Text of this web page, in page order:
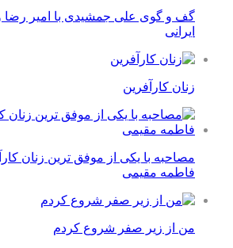
گف و گوی علی جمشیدی با امیر رضا
ایرانی
زنان کارآفرین
مصاحبه با یکی از موفق ترین زنان
فاطمه مقیمی
من از زیر صفر شروع کردم